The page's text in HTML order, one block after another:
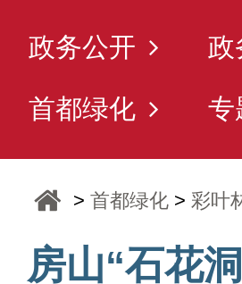
政务公开 政
首都绿化 专
>首都绿化 >彩叶
房山“石花